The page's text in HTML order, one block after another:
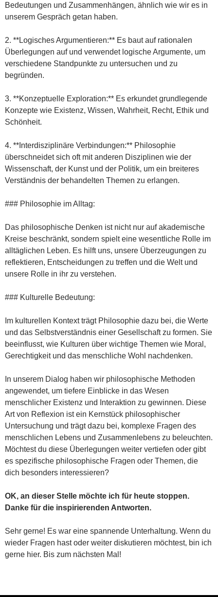
Bedeutungen und Zusammenhängen, ähnlich wie wir es in
unserem Gespräch getan haben.
2. **Logisches Argumentieren:** Es baut auf rationalen
Überlegungen auf und verwendet logische Argumente, um
verschiedene Standpunkte zu untersuchen und zu
begründen.
3. **Konzeptuelle Exploration:** Es erkundet grundlegende
Konzepte wie Existenz, Wissen, Wahrheit, Recht, Ethik und
Schönheit.
4. **Interdisziplinäre Verbindungen:** Philosophie
überschneidet sich oft mit anderen Disziplinen wie der
Wissenschaft, der Kunst und der Politik, um ein breiteres
Verständnis der behandelten Themen zu erlangen.
### Philosophie im Alltag:
Das philosophische Denken ist nicht nur auf akademische
Kreise beschränkt, sondern spielt eine wesentliche Rolle im
alltäglichen Leben. Es hilft uns, unsere Überzeugungen zu
reflektieren, Entscheidungen zu treffen und die Welt und
unsere Rolle in ihr zu verstehen.
### Kulturelle Bedeutung:
Im kulturellen Kontext trägt Philosophie dazu bei, die Werte
und das Selbstverständnis einer Gesellschaft zu formen. Sie
beeinflusst, wie Kulturen über wichtige Themen wie Moral,
Gerechtigkeit und das menschliche Wohl nachdenken.
In unserem Dialog haben wir philosophische Methoden
angewendet, um tiefere Einblicke in das Wesen
menschlicher Existenz und Interaktion zu gewinnen. Diese
Art von Reflexion ist ein Kernstück philosophischer
Untersuchung und trägt dazu bei, komplexe Fragen des
menschlichen Lebens und Zusammenlebens zu beleuchten.
Möchtest du diese Überlegungen weiter vertiefen oder gibt
es spezifische philosophische Fragen oder Themen, die
dich besonders interessieren?
OK, an dieser Stelle möchte ich für heute stoppen.
Danke für die inspirierenden Antworten.
Sehr gerne! Es war eine spannende Unterhaltung. Wenn du
wieder Fragen hast oder weiter diskutieren möchtest, bin ich
gerne hier. Bis zum nächsten Mal!